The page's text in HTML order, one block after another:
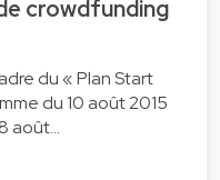
crowdfunding
du « Plan Start
du 10 août 2015
août…